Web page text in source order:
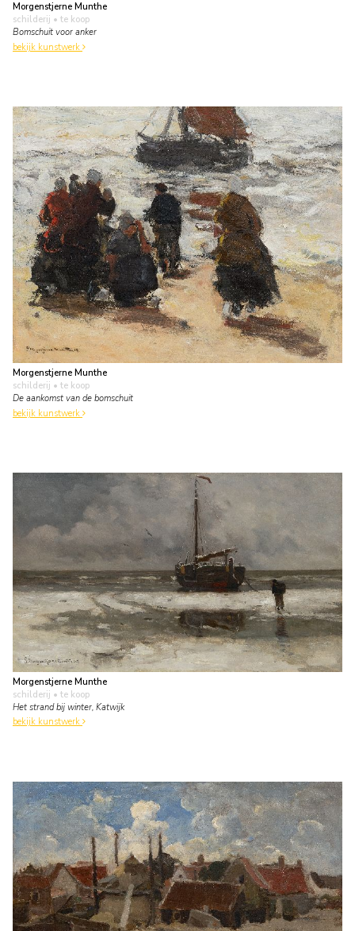
Morgenstjerne Munthe
schilderij • te koop
Bomschuit voor anker
bekijk kunstwerk
Morgenstjerne Munthe
schilderij • te koop
De aankomst van de bomschuit
bekijk kunstwerk
Morgenstjerne Munthe
schilderij • te koop
Het strand bij winter, Katwijk
bekijk kunstwerk